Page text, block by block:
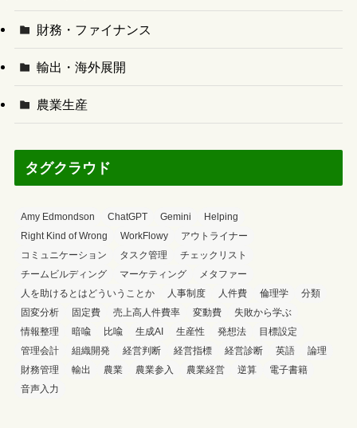
財務・ファイナンス
輸出・海外展開
農業生産
タグクラウド
Amy Edmondson ChatGPT Gemini
Helping
Right Kind of Wrong
WorkFlowy
アウトライナー
コミュニケーション
タスク管理
チェックリスト
チームビルディング
マーケティング
メタファー
人を助けるとはどういうことか
人事制度 人件費 倫理学
分類
固変分析
固定費 売上高人件費率 変動費
失敗から学ぶ
情報整理
暗喩 比喩 生成AI 生産性 発想法
目標設定
管理会計
組織開発 経営判断 経営指標 経営診断 英語
論理
財務管理
輸出 農業 農業参入 農業経営 逆算
電子書籍
音声入力